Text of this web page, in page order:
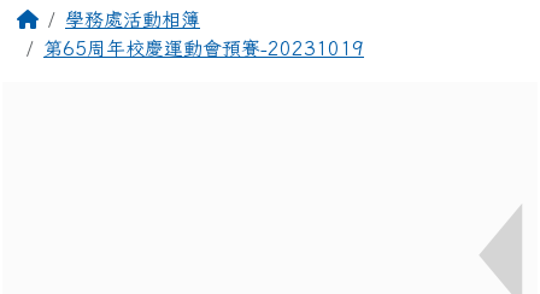
回首頁學務處活動相簿
第65周年校慶運動會預賽-20231019